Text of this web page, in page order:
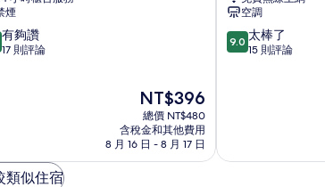
煙
有夠讚
17 則評論
現
在
價
格
為
NT$396
總價 NT$480
含稅金和其他費用
8 月 16 日 - 8 月 17 日
宿
巴
圖
波
空調
9.0
分，
了，
9.0 太棒了
15 則評論
類似住宿